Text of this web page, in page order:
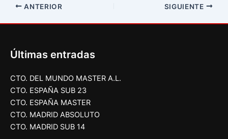
ANTERIOR SIGUIENTE
Últimas entradas
CTO. DEL MUNDO MASTER A.L.
CTO. ESPAÑA SUB 23
CTO. ESPAÑA MASTER
CTO. MADRID ABSOLUTO
CTO. MADRID SUB 14